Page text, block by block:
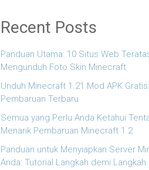
Recent Posts
Panduan Utama: 10 Situs Web
Mengunduh Foto Skin Minecraft
Unduh Minecraft 1.21 Mod APK
Pembaruan Terbaru
Semua yang Perlu Anda Ketahui
Menarik Pembaruan Minecraft 1.2
Panduan untuk Menyiapkan Server
Anda: Tutorial Langkah demi Langkah